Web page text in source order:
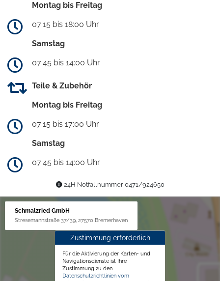
Montag bis Freitag
07:15 bis 18:00 Uhr
Samstag
07:45 bis 14:00 Uhr
Teile & Zubehör
Montag bis Freitag
07:15 bis 17:00 Uhr
Samstag
07:45 bis 14:00 Uhr
24H Notfallnummer 0471/924650
Schmalzried GmbH
Stresemannstraße 37/39, 27570 Bremerhaven
Zustimmung erforderlich
Für die Aktivierung der Karten- und
Navigationsdienste ist Ihre
Zustimmung zu den
Datenschutzrichtlinien vom